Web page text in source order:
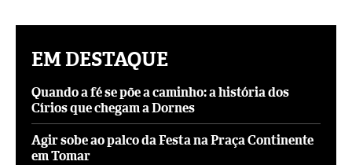
EM DESTAQUE
Quando a fé se põe a caminho: a história dos
Círios que chegam a Dornes
Agir sobe ao palco da Festa na Praça Continente
em Tomar